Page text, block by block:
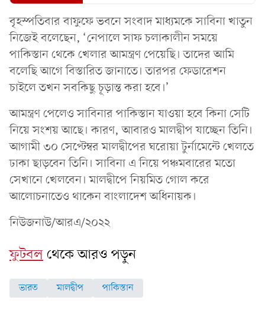
বৃহস্পতিবার বাফুফে ভবনে সংবাদ মাধ্যমকে সাবিনা খাতুন
নিজেই বলেছেন, ‘নেপালে সাফ চলাকালীন সময়ে
পাকিস্তান থেকে খেলার আমন্ত্রণ পেয়েছি। তাদের আমি
বলেছি আগে বিস্তারিত জানাতে। তারপর ফেডারেশন
চাইলে তখন সবকিছু চূড়ান্ত করা হবে।’
আমন্ত্রণ পেলেও সাবিনার পাকিস্তান যাওয়া হবে কিনা সেটি
নিয়ে সংশয় আছে। কারণ, আবারও মালদ্বীপ যাচ্ছেন তিনি।
আগামী ৩০ সেপ্টেম্বর মালদ্বীপের ঘরোয়া টুর্নামেন্টে খেলতে
ঢাকা ছাড়বেন তিনি। সাবিনা এ নিয়ে পঞ্চমবারের মতো
সেখানে খেলবেন। মালদ্বীপে নিয়মিত গোল করে
আলোচনাতেও থাকেন বাংলাদেশ অধিনায়ক।
নিউজনাউ/আরএ/২০২২
ফুটবলথেকে আরও পড়ুন
ভারত মালদ্বীপ পাকিস্তান